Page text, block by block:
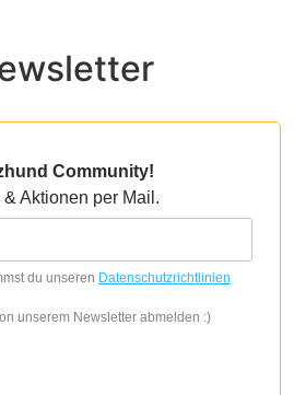
Community!
Aktionen per Mail.
du unseren Datenschutzrichtlinien
unserem Newsletter abmelden :)